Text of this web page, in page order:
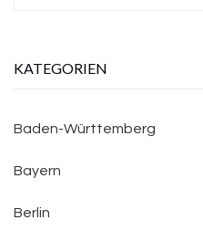
KATEGORIEN
Baden-Württemberg
Bayern
Berlin